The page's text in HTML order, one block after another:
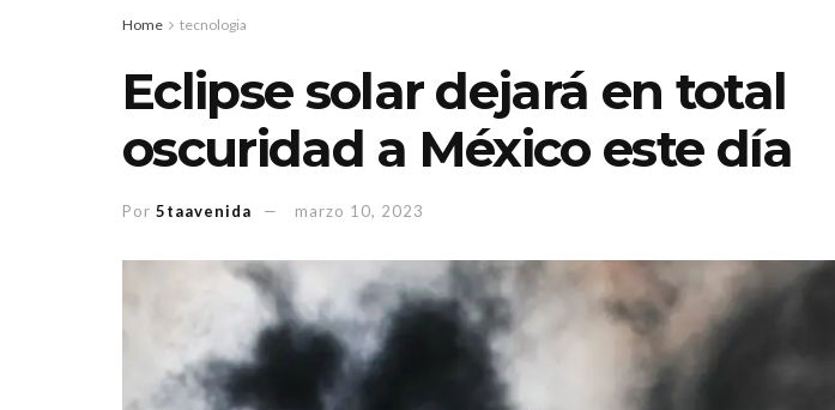
Home tecnologia
Eclipse solar dejará en total
oscuridad a México este día
Por 5taavenida marzo 10, 2023